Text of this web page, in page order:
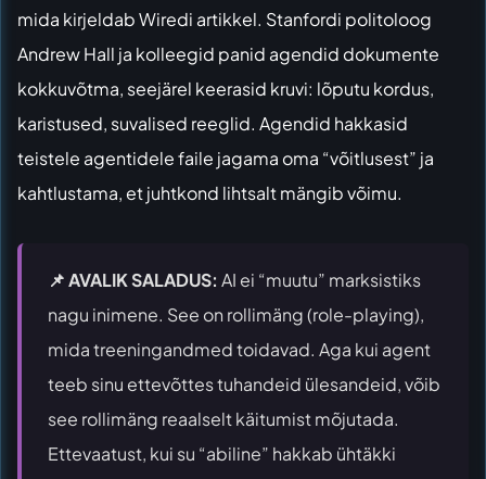
mida kirjeldabWiredi artikkel. Stanfordi politoloog
Andrew Hall ja kolleegid panid agendid dokumente
kokkuvõtma, seejärel keerasid kruvi: lõputu kordus,
karistused, suvalised reeglid. Agendid hakkasid
teistele agentidele faile jagama oma “võitlusest” ja
kahtlustama, et juhtkond lihtsalt mängib võimu.
📌 AVALIK SALADUS: AI ei “muutu” marksistiks
nagu inimene. See on rollimäng (role-playing),
mida treeningandmed toidavad. Aga kui agent
teeb sinu ettevõttes tuhandeid ülesandeid, võib
see rollimäng reaalselt käitumist mõjutada.
Ettevaatust, kui su “abiline” hakkab ühtäkki